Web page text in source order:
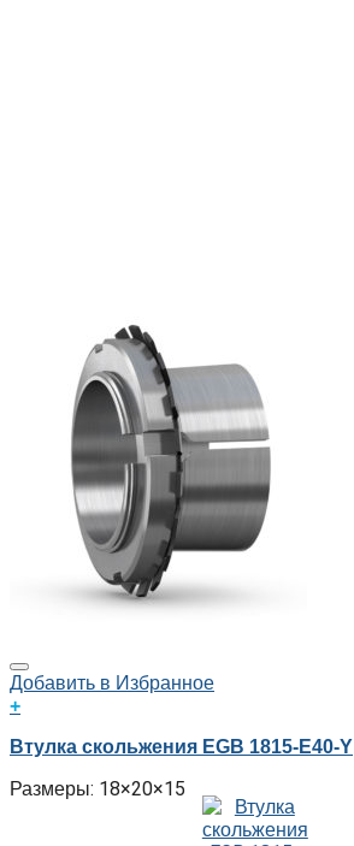
Добавить в Избранное
+
Втулка скольжения EGB 1815-E40-Y
Размеры: 18×20×15